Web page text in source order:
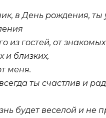
в День рождения,
из гостей, от
и близких,
меня.
ты счастлив и
будет веселой и не